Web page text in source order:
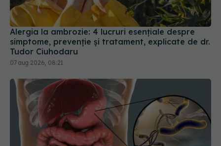
simptome, prevenție și tratament, explicate de dr.
Tudor Ciuhodaru
07 aug 2026, 08:21